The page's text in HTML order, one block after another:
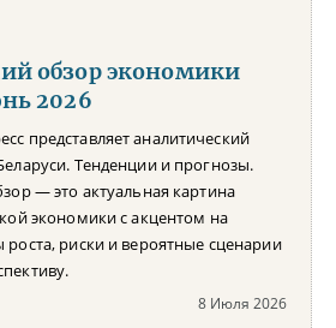
обзор экономики
2026
представляет аналитический
Тенденции и прогнозы.
— это актуальная картина
экономики с акцентом на
риски и вероятные сценарии
8 Июля 2026